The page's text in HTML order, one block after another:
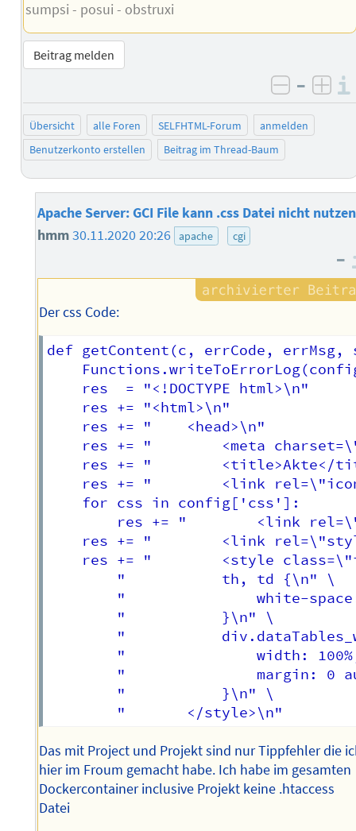
sumpsi - posui - obstruxi
Beitrag melden
negativ
–
Übersicht alle Foren SELFHTML-Forum
anmelden
Benutzerkonto erstellen
Beitrag im Thread-Baum
Apache Server: GCI File kann .css Datei nicht nutzen
hmm30.11.2020 20:26 apache cgi
–
Der css Code:
def getContent(c, errCode,
    res += "		<link rel=\"stylesheet\" href=\"" + "/css/akte.css" + "\" />\n"
Das mit Project und Projekt sind nur Tippfehler die
hier im Froum gemacht habe. Ich habe im gesamten
Dockercontainer inclusive Projekt keine .htaccess
Datei